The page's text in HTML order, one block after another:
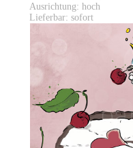
Ausrichtung: hoch
Lieferbar: sofort